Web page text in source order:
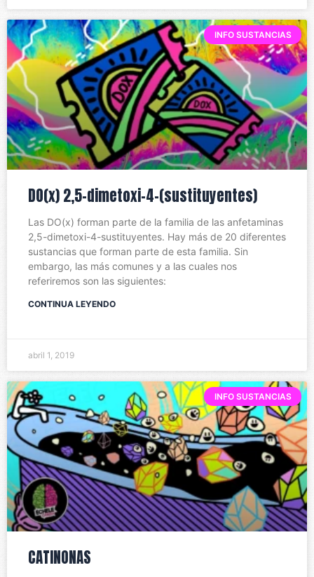
INFO SUSTANCIAS
DO(x) 2,5-dimetoxi-4-(sustituyentes)
Las DO(x) forman parte de la familia de las anfetaminas
2,5-dimetoxi-4-sustituyentes. Hay más de 20 diferentes
sustancias que forman parte de esta familia. Sin
embargo, las más comunes y a las cuales nos
referiremos son las siguientes:
CONTINUA LEYENDO
abril 1, 2019
INFO SUSTANCIAS
CATINONAS